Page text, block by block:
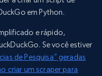
em Python.
e rápido,
Se você estiver
de Pesquisa” geradas
criar um scraper para